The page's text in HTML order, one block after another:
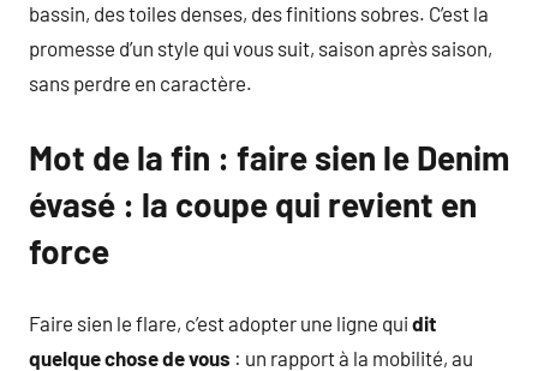
bassin, des toiles denses, des finitions sobres. C’est la
promesse d’un style qui vous suit, saison après saison,
sans perdre en caractère.
Mot de la fin : faire sien le Denim
évasé : la coupe qui revient en
force
Faire sien le flare, c’est adopter une ligne qui dit
quelque chose de vous : un rapport à la mobilité, au